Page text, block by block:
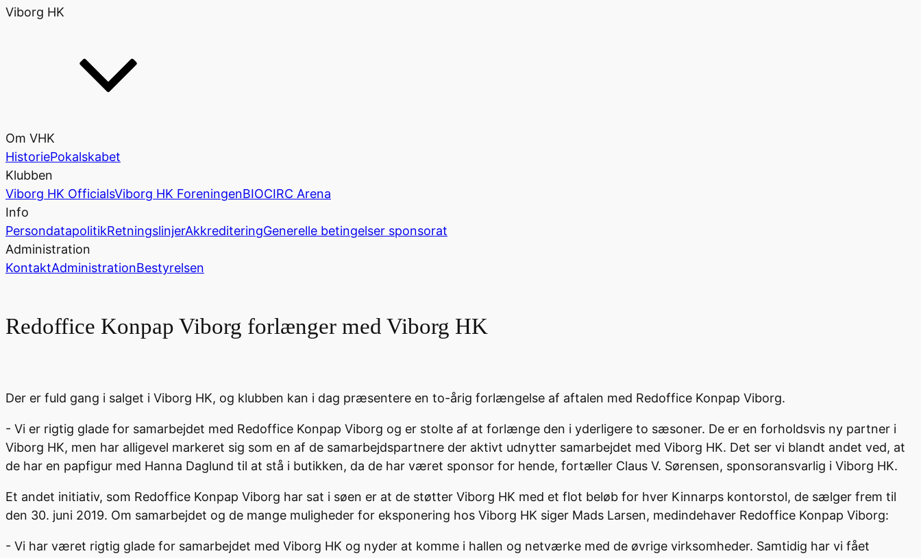
Viborg HK
Om VHK
HistoriePokalskabet
Klubben
Viborg HK OfficialsViborg HK ForeningenBIOCIRC Arena
Info
PersondatapolitikRetningslinjerAkkrediteringGenerelle betingelser sponsorat
Administration
KontaktAdministrationBestyrelsen
Redoffice Konpap Viborg forlænger med Viborg HK
Der er fuld gang i salget i Viborg HK, og klubben kan i dag præsentere en to-årig forlængelse af aftalen med Redoffice Konpap Viborg.
- Vi er rigtig glade for samarbejdet med Redoffice Konpap Viborg og er stolte af at forlænge den i yderligere to sæsoner. De er en forholdsvis ny partner i
Viborg HK, men har alligevel markeret sig som en af de samarbejdspartnere der aktivt udnytter samarbejdet med Viborg HK. Det ser vi blandt andet ved, at
de har en papfigur med Hanna Daglund til at stå i butikken, da de har været sponsor for hende, fortæller Claus V. Sørensen, sponsoransvarlig i Viborg HK.
Et andet initiativ, som Redoffice Konpap Viborg har sat i søen er at de støtter Viborg HK med et flot beløb for hver Kinnarps kontorstol, de sælger frem til
den 30. juni 2019. Om samarbejdet og de mange muligheder for eksponering hos Viborg HK siger Mads Larsen, medindehaver Redoffice Konpap Viborg:
- Vi har været rigtig glade for samarbejdet med Viborg HK og nyder at komme i hallen og netværke med de øvrige virksomheder. Samtidig har vi fået